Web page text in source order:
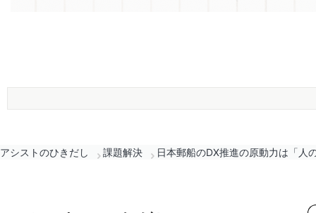
アシストのひきだし 課題解決 日本郵船のDX推進の原動力は「人